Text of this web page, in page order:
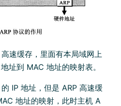
速缓存，里面有本局域网上
址到 MAC 地址的映射表。
IP 地址，但是 ARP 高速缓
地址的映射，此时主机 A